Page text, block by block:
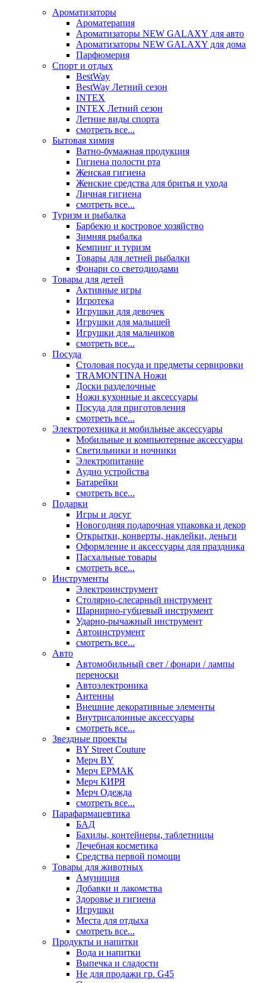
Ароматизаторы
Ароматерапия
Ароматизаторы NEW GALAXY для авто
Ароматизаторы NEW GALAXY для дома
Парфюмерия
Спорт и отдых
BestWay
BestWay Летний сезон
INTEX
INTEX Летний сезон
Летние виды спорта
смотреть все...
Бытовая химия
Ватно-бумажная продукция
Гигиена полости рта
Женская гигиена
Женские средства для бритья и ухода
Личная гигиена
смотреть все...
Туризм и рыбалка
Барбекю и костровое хозяйство
Зимняя рыбалка
Кемпинг и туризм
Товары для летней рыбалки
Фонари со светодиодами
Товары для детей
Активные игры
Игротека
Игрушки для девочек
Игрушки для малышей
Игрушки для мальчиков
смотреть все...
Посуда
Столовая посуда и предметы сервировки
TRAMONTINA Ножи
Доски разделочные
Ножи кухонные и аксессуары
Посуда для приготовления
смотреть все...
Электротехника и мобильные аксессуары
Мобильные и компьютерные аксессуары
Светильники и ночники
Электропитание
Аудио устройства
Батарейки
смотреть все...
Подарки
Игры и досуг
Новогодняя подарочная упаковка и декор
Открытки, конверты, наклейки, деньги
Оформление и аксессуары для праздника
Пасхальные товары
смотреть все...
Инструменты
Электроинструмент
Столярно-слесарный инструмент
Шарнирно-губцевый инструмент
Ударно-рычажный инструмент
Автоинструмент
смотреть все...
Авто
Автомобильный свет / фонари / лампы
переноски
Автоэлектроника
Антенны
Внешние декоративные элементы
Внутрисалонные аксессуары
смотреть все...
Звездные проекты
BY Street Couture
Мерч BY
Мерч ЕРМАК
Мерч КИРЯ
Мерч Одежда
смотреть все...
Парафармацевтика
БАД
Бахилы, контейнеры, таблетницы
Лечебная косметика
Средства первой помощи
Товары для животных
Амуниция
Добавки и лакомства
Здоровье и гигиена
Игрушки
Места для отдыха
смотреть все...
Продукты и напитки
Вода и напитки
Выпечка и сладости
Не для продажи гр. G45